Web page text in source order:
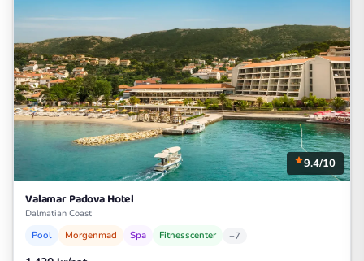
9.4/10
Valamar Padova Hotel
Dalmatian Coast
Pool Morgenmad Spa Fitnesscenter +7